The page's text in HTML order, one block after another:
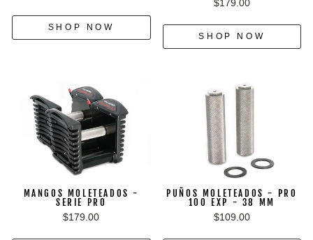
SHOP NOW
$179.00
SHOP NOW
MANGOS MOLETEADOS -
SERIE PRO
$179.00
PUÑOS MOLETEADOS - PRO
100 EXP - 38 MM
$109.00